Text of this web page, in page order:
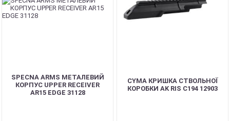
SPECNA ARMS МЕТАЛЕВИЙ
КОРПУС UPPER RECEIVER
AR15 EDGE 31128
CYMA КРИШКА СТВОЛЬНОЇ
КОРОБКИ AK RIS C194 12903